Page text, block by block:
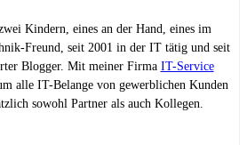
Kindern, eines an der Hand, eines im
Freund, seit 2001 in der IT tätig und seit
Blogger. Mit meiner Firma IT-Service
alle IT-Belange von gewerblichen Kunden
sowohl Partner als auch Kollegen.